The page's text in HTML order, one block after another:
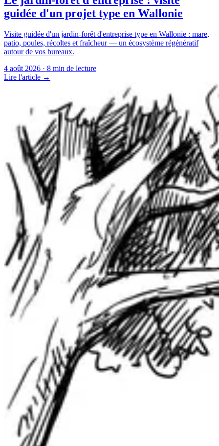
guidée d'un projet type en Wallonie
Visite guidée d'un jardin-forêt d'entreprise type en Wallonie : mare,
patio, poules, récoltes et fraîcheur — un écosystème régénératif
autour de vos bureaux.
4 août 2026 · 8 min de lecture
Lire l'article →